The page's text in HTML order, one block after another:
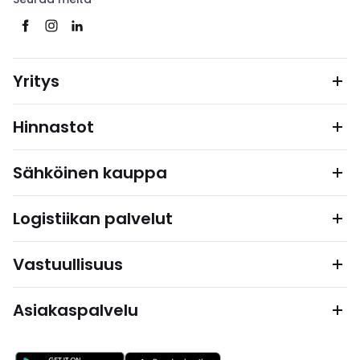
Yritys
Hinnastot
Sähköinen kauppa
Logistiikan palvelut
Vastuullisuus
Asiakaspalvelu